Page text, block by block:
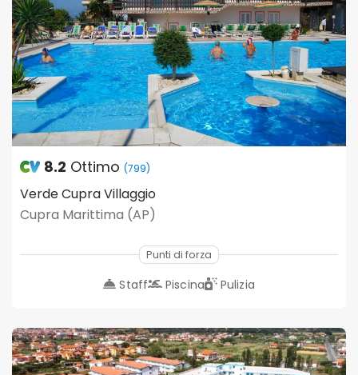
8.2 Ottimo (799)
Verde Cupra Villaggio
Cupra Marittima (AP)
Punti di forza
Staff Piscina Pulizia